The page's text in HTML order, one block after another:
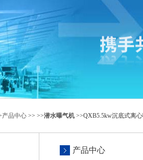
产品中心 >> >>潜水曝气机>>QXB5.5kw沉底式离
产品中心